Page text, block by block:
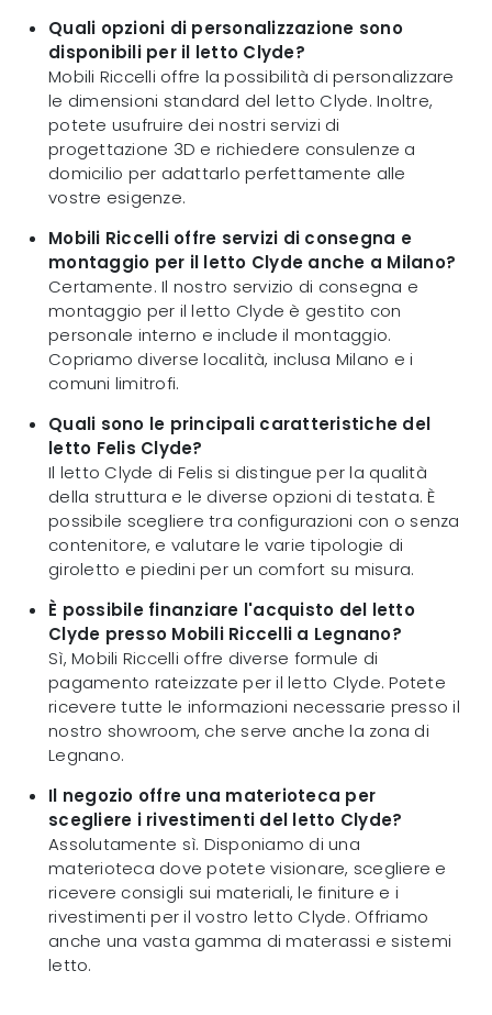
Quali opzioni di personalizzazione sono
disponibili per il letto Clyde?
Mobili Riccelli offre la possibilità di personalizzare
le dimensioni standard del letto Clyde. Inoltre,
potete usufruire dei nostri servizi di
progettazione 3D e richiedere consulenze a
domicilio per adattarlo perfettamente alle
vostre esigenze.
Mobili Riccelli offre servizi di consegna e
montaggio per il letto Clyde anche a Milano?
Certamente. Il nostro servizio di consegna e
montaggio per il letto Clyde è gestito con
personale interno e include il montaggio.
Copriamo diverse località, inclusa Milano e i
comuni limitrofi.
Quali sono le principali caratteristiche del
letto Felis Clyde?
Il letto Clyde di Felis si distingue per la qualità
della struttura e le diverse opzioni di testata. È
possibile scegliere tra configurazioni con o senza
contenitore, e valutare le varie tipologie di
giroletto e piedini per un comfort su misura.
È possibile finanziare l'acquisto del letto
Clyde presso Mobili Riccelli a Legnano?
Sì, Mobili Riccelli offre diverse formule di
pagamento rateizzate per il letto Clyde. Potete
ricevere tutte le informazioni necessarie presso il
nostro showroom, che serve anche la zona di
Legnano.
Il negozio offre una materioteca per
scegliere i rivestimenti del letto Clyde?
Assolutamente sì. Disponiamo di una
materioteca dove potete visionare, scegliere e
ricevere consigli sui materiali, le finiture e i
rivestimenti per il vostro letto Clyde. Offriamo
anche una vasta gamma di materassi e sistemi
letto.